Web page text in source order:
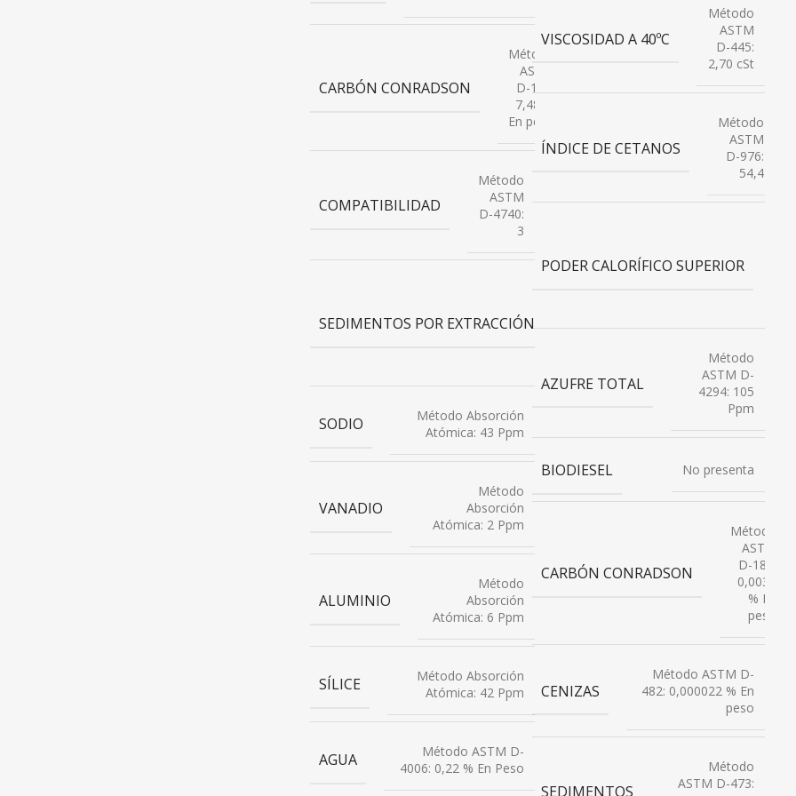
CARBÓN CONRADSON
Método
ASTM
D-189:
7,48 %
En peso
COMPATIBILIDAD
Método
ASTM
D-4740:
3
SEDIMENTOS POR EXTRACCIÓN
SODIO
Método Absorción
Atómica: 43 Ppm
VANADIO
Método
Absorción
Atómica: 2 Ppm
ALUMINIO
Método
Absorción
Atómica: 6 Ppm
SÍLICE
Método Absorción
Atómica: 42 Ppm
AGUA
Método ASTM D-
4006: 0,22 % En Peso
VISCOSIDAD A 40ºC
Método
ASTM
D-445:
2,70 cSt
ÍNDICE DE CETANOS
Método
ASTM
D-976:
54,4
PODER CALORÍFICO SUPERIOR
AZUFRE TOTAL
Método
ASTM D-
4294: 105
Ppm
BIODIESEL No presenta
CARBÓN CONRADSON
Método
ASTM
D-189:
0,0031
% En
peso
CENIZAS
Método ASTM D-
482: 0,000022 % En
peso
SEDIMENTOS
Método
ASTM D-473: